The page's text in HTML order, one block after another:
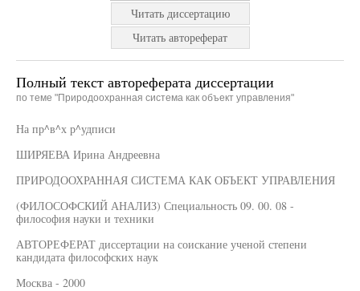
Читать диссертацию
Читать автореферат
Полный текст автореферата диссертации
по теме "Природоохранная система как объект управления"
На пр^в^х р^удписи
ШИРЯЕВА Ирина Андреевна
ПРИРОДООХРАННАЯ СИСТЕМА КАК ОБЪЕКТ УПРАВЛЕНИЯ
(ФИЛОСОФСКИЙ АНАЛИЗ) Специальность 09. 00. 08 -
философия науки и техники
АВТОРЕФЕРАТ диссертации на соискание ученой степени
кандидата философских наук
Москва - 2000